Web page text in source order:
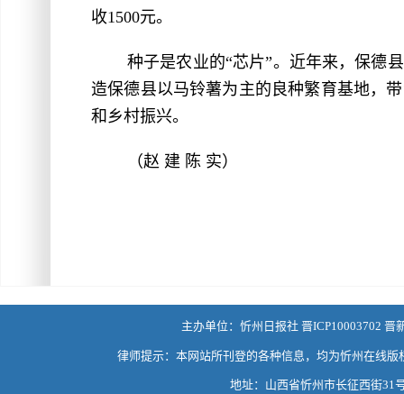
收1500元。
种子是农业的“芯片”。近年来，保德
造保德县以马铃薯为主的良种繁育基地，
和乡村振兴。
（赵 建 陈 实）
主办单位：忻州日报社 晋ICP10003702 晋
律师提示：本网站所刊登的各种信息，均为忻州在线
地址：山西省忻州市长征西街31